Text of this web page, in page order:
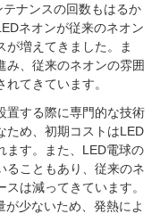
ナンスの回数もはるか
ネオンが従来のネオン
が増えてきました。ま
み、従来のネオンの雰囲
てきています。
置する際に専門的な技術
ため、初期コストはLED
ます。また、LED電球の
ることもあり、従来のネ
は減ってきています。
が少ないため、発熱によ